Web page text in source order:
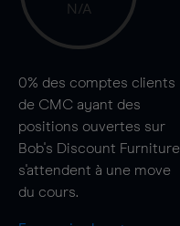
N/A
0% des comptes clients
de CMC ayant des
positions ouvertes sur
Bob's Discount Furniture
s'attendent à une move
du cours.